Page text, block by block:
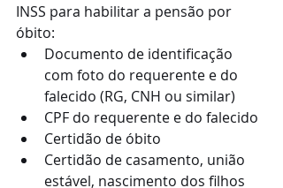
INSS para habilitar a pensão por
óbito:
Documento de identificação
com foto do requerente e do
falecido (RG, CNH ou similar)
CPF do requerente e do falecido
Certidão de óbito
Certidão de casamento, união
estável, nascimento dos filhos